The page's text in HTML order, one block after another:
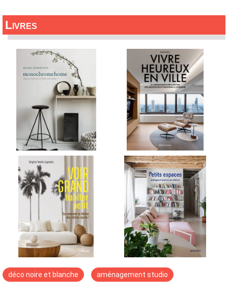
Livres
déco noire et blanche aménagement studio